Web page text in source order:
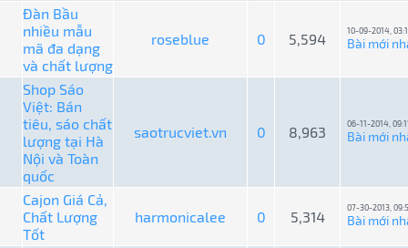
Đàn Bầu
nhiều mẫu
mã đa dạng
và chất lượng
roseblue 0 5,594 10-09-2014,
Bài mới
Shop Sáo
Việt: Bán
tiêu, sáo chất
lượng tại Hà
Nội và Toàn
quốc
saotrucviet.vn 0 8,963 06-11-2014,
Bài mới
Cajon Giá Cả,
Chất Lượng
Tốt
harmonicalee 0 5,314
07-30-2013,
Bài mới